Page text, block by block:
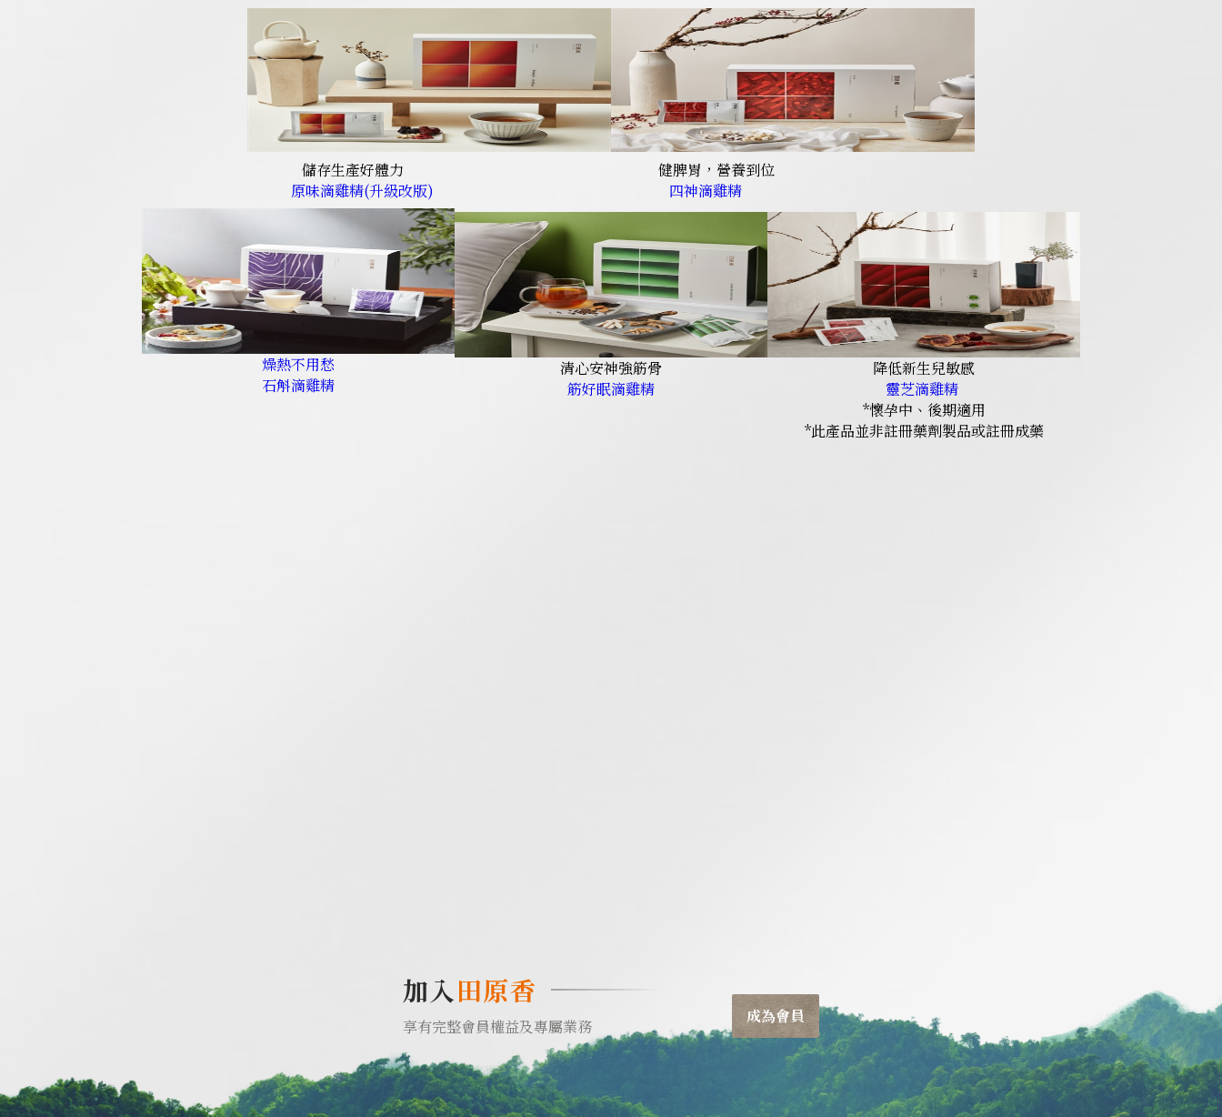
儲存生產好體力
原味滴雞精(升級改版)
健脾胃，營養到位
四神滴雞精
燥熱不用愁
石斛滴雞精
清心安神強筋骨
筋好眠滴雞精
降低新生兒敏感
靈芝滴雞精
*懷孕中、後期適用
*此產品並非註冊藥劑製品或註冊成藥
加入田原香
享有完整會員權益及專屬業務
成為會員